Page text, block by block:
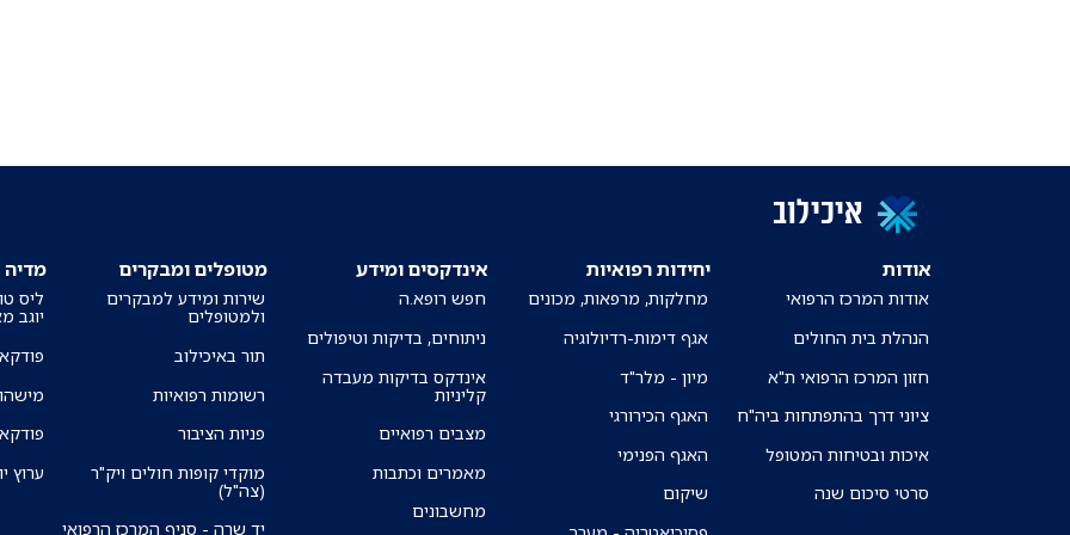
איכילוב
אודות
אודות המרכז הרפואי
הנהלת בית החולים
חזון המרכז הרפואי ת"א
ציוני דרך בהתפתחות ביה"ח
איכות ובטיחות המטופל
סרטי סיכום שנה
יחידות רפואיות
מחלקות, מרפאות, מכונים
אגף דימות-רדיולוגיה
מיון - מלר"ד
האגף הכירורגי
האגף הפנימי
שיקום
אינדקסים ומידע
חפש רופא.ה
ניתוחים, בדיקות וטיפולים
אינדקס בדיקות מעבדה
קליניות
מצבים רפואיים
מאמרים וכתבות
מחשבונים
מטופלים ומבקרים
שירות ומידע למבקרים
ולמטופלים
תור באיכילוב
רשומות רפואיות
פניות הציבור
מוקדי קופות חולים ויק"ר
(צה"ל)
יד שרה - סניף המרכז הרפואי
מדיה
ליס
יוגב
ערוץ